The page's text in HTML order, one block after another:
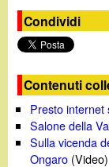
Condividi
Contenuti
Presto internet
Salone della
Sulla vicenda
Ongaro (Video)